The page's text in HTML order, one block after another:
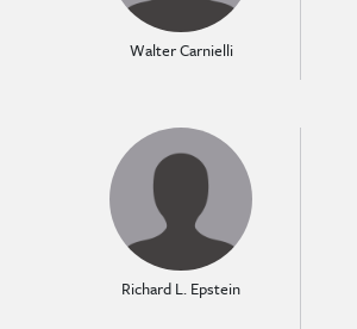
Walter Carnielli
Richard L. Epstein